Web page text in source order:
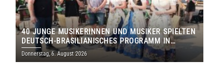
40 JUNGE MUSIKERINNEN UND MUSIKER SPIELTEN
DEUTSCH-BRASILIANISCHES PROGRAMM IN
THOLEY
Donnerstag, 6. August 2026